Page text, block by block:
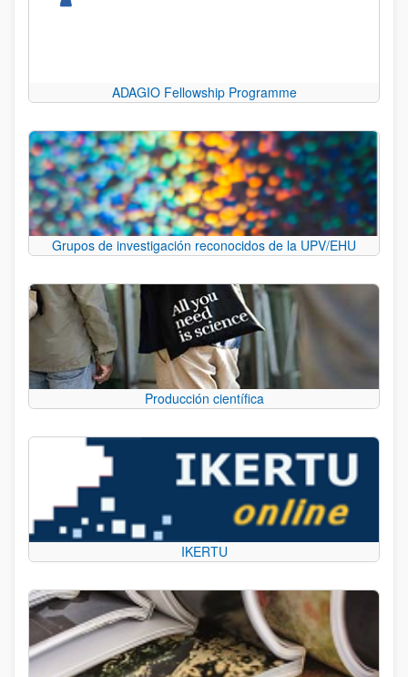
ADAGIO Fellowship Programme
Grupos de investigación reconocidos de la UPV/EHU
Producción científica
IKERTU